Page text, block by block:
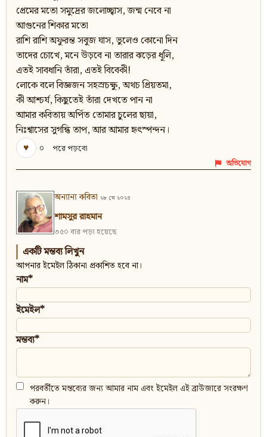
প্রেমের মতো সমুদ্রের জলোচ্ছ্বাস, জন্ম নেবে না
আগুনের শিকার মতো
রাশি রাশি অফুরন্ত সবুজ ঘাস, ভুলেও কোনো দিন
তাদের চোখে, মনে উড়বে না তারার ঝড়ের ধূলি,
এতই সাবধানি তাঁরা, এতই বিবেকী!
লোকে বলে বিজ্ঞজন সহস্রচক্ষু, অথচ প্রিয়তমা,
কী আশ্চর্য, কিছুতেই তাঁরা দেখতে পান না
আমার কবিতায় অর্পিত তোমার চুলের ছায়া,
নিঃশ্বাসের সুগন্ধি তাপ, আর আমার হৃৎস্পন্দন।
♥
০ পরে পড়বো
অভিযোগ
অন্যান্য কবিতা ২৮ মে ২০২৪
শামসুর রাহমান
৩৫০ বার পড়া হয়েছে
একটি মন্তব্য লিখুন
আপনার ইমেইল ঠিকানা প্রকাশিত হবে না।
নাম*
ইমেইল*
মন্তব্য*
পরবর্তীতে মন্তব্যের জন্য আমার নাম এবং ইমেইল এই ব্রাউজারে সংরক্ষণ
করুন।